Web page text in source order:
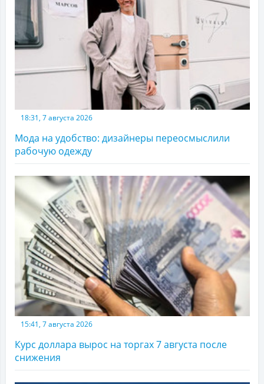
18:31, 7 августа 2026
Мода на удобство: дизайнеры переосмыслили
рабочую одежду
15:41, 7 августа 2026
Курс доллара вырос на торгах 7 августа после
снижения